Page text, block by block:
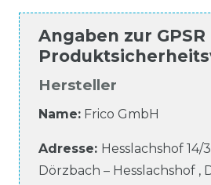
Angaben zur GPSR
Hersteller
Name: Frico GmbH
Adresse: Hesslachshof 14/3
Dörzbach – Hesslachshof ,